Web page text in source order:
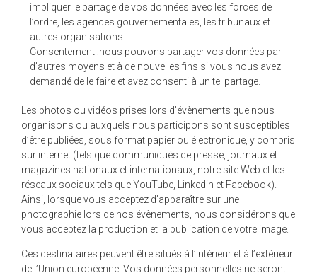
impliquer le partage de vos données avec les forces de
l’ordre, les agences gouvernementales, les tribunaux et
autres organisations.
Consentement :nous pouvons partager vos données par
d’autres moyens et à de nouvelles fins si vous nous avez
demandé de le faire et avez consenti à un tel partage.
Les photos ou vidéos prises lors d’évènements que nous
organisons ou auxquels nous participons sont susceptibles
d’être publiées, sous format papier ou électronique, y compris
sur internet (tels que communiqués de presse, journaux et
magazines nationaux et internationaux, notre site Web et les
réseaux sociaux tels que YouTube, Linkedin et Facebook).
Ainsi, lorsque vous acceptez d’apparaître sur une
photographie lors de nos évènements, nous considérons que
vous acceptez la production et la publication de votre image.
Ces destinataires peuvent être situés à l’intérieur et à l’extérieur
de l’Union européenne. Vos données personnelles ne seront